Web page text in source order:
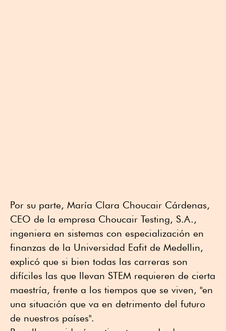
Por su parte, María Clara Choucair Cárdenas,
CEO de la empresa Choucair Testing, S.A.,
ingeniera en sistemas con especialización en
finanzas de la Universidad Eafit de Medellin,
explicó que si bien todas las carreras son
difíciles las que llevan STEM requieren de cierta
maestría, frente a los tiempos que se viven, "en
una situación que va en detrimento del futuro
de nuestros países".